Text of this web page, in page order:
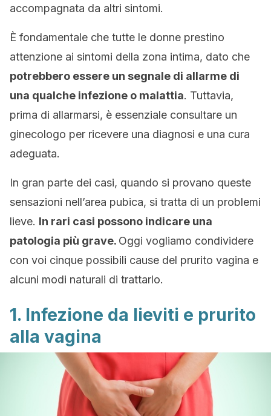
accompagnata da altri sintomi.
È fondamentale che tutte le donne prestino
attenzione ai sintomi della zona intima, dato che
potrebbero essere un segnale di allarme di
una qualche infezione o malattia. Tuttavia,
prima di allarmarsi, è essenziale consultare un
ginecologo per ricevere una diagnosi e una cura
adeguata.
In gran parte dei casi, quando si provano queste
sensazioni nell’area pubica, si tratta di un problemi
lieve. In rari casi possono indicare una
patologia più grave. Oggi vogliamo condividere
con voi cinque possibili cause del prurito vagina e
alcuni modi naturali di trattarlo.
1. Infezione da lieviti e prurito
alla vagina